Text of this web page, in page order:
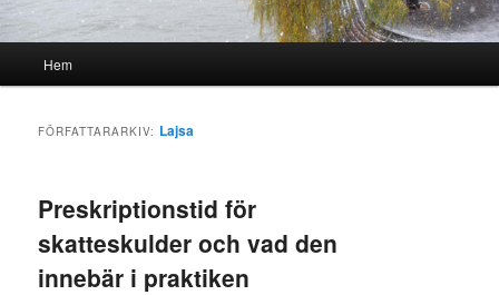
Hem
FÖRFATTARARKIV: Lajsa
Preskriptionstid för
skatteskulder och vad den
innebär i praktiken